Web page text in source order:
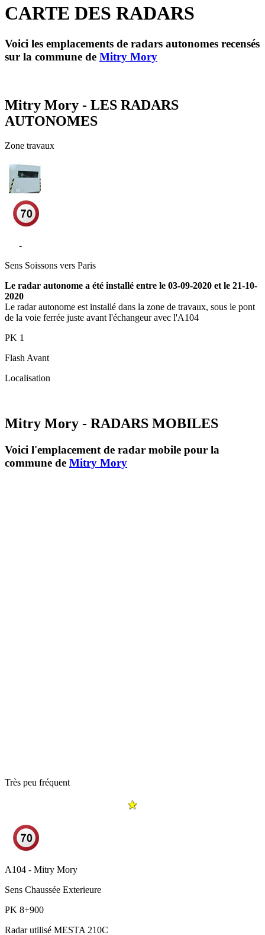
CARTE DES RADARS
Voici les emplacements de radars autonomes recensés
sur la commune de Mitry Mory
Mitry Mory - LES RADARS
AUTONOMES
Zone travaux
-
Sens Soissons vers Paris
Le radar autonome a été installé entre le 03-09-2020 et le 21-10-
2020
Le radar autonome est installé dans la zone de travaux, sous le pont
de la voie ferrée juste avant l'échangeur avec l'A104
PK 1
FlashAvant
Localisation
Mitry Mory - RADARS MOBILES
Voici l'emplacement de radar mobile pour la
commune de Mitry Mory
Très peu fréquent
A104 - Mitry Mory
Sens Chaussée Exterieure
PK 8+900
Radar utilisé MESTA 210C